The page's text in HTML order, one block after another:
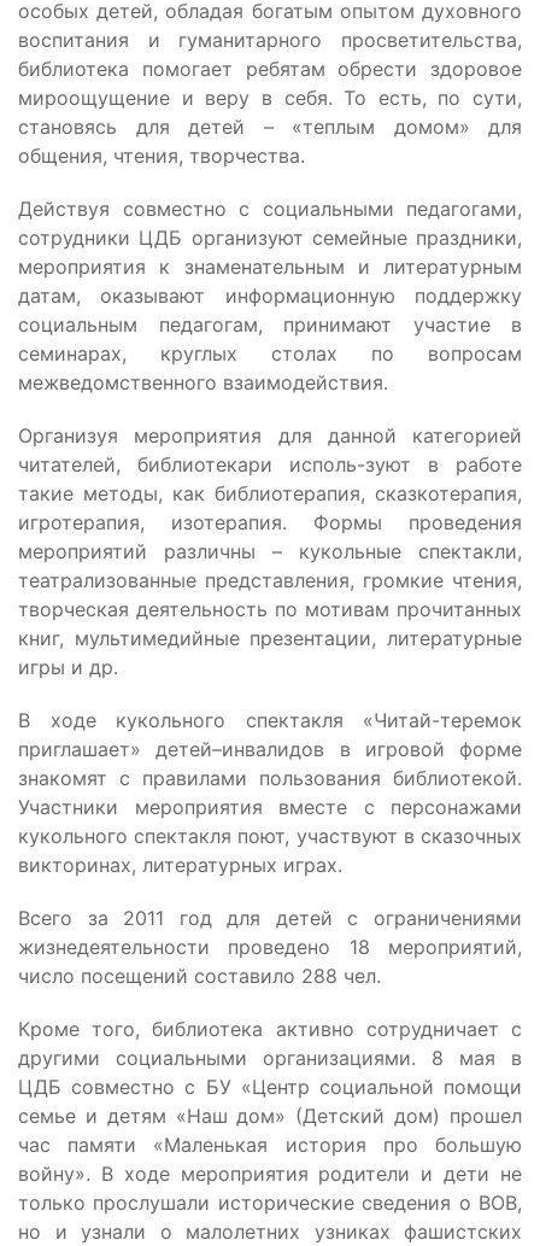
особых детей, обладая богатым опытом духовного
воспитания и гуманитарного просветительства,
библиотека помогает ребятам обрести здоровое
мироощущение и веру в себя. То есть, по сути,
становясь для детей – «теплым домом» для
общения, чтения, творчества.
Действуя совместно с социальными педагогами,
сотрудники ЦДБ организуют семейные праздники,
мероприятия к знаменательным и литературным
датам, оказывают информационную поддержку
социальным педагогам, принимают участие в
семинарах, круглых столах по вопросам
межведомственного взаимодействия.
Организуя мероприятия для данной категорией
читателей, библиотекари исполь-зуют в работе
такие методы, как библиотерапия, сказкотерапия,
игротерапия, изотерапия. Формы проведения
мероприятий различны – кукольные спектакли,
театрализованные представления, громкие чтения,
творческая деятельность по мотивам прочитанных
книг, мультимедийные презентации, литературные
игры и др.
В ходе кукольного спектакля «Читай-теремок
приглашает» детей–инвалидов в игровой форме
знакомят с правилами пользования библиотекой.
Участники мероприятия вместе с персонажами
кукольного спектакля поют, участвуют в сказочных
викторинах, литературных играх.
Всего за 2011 год для детей с ограничениями
жизнедеятельности проведено 18 мероприятий,
число посещений составило 288 чел.
Кроме того, библиотека активно сотрудничает с
другими социальными организациями. 8 мая в
ЦДБ совместно с БУ «Центр социальной помощи
семье и детям «Наш дом» (Детский дом) прошел
час памяти «Маленькая история про большую
войну». В ходе мероприятия родители и дети не
только прослушали исторические сведения о ВОВ,
но и узнали о малолетних узниках фашистских